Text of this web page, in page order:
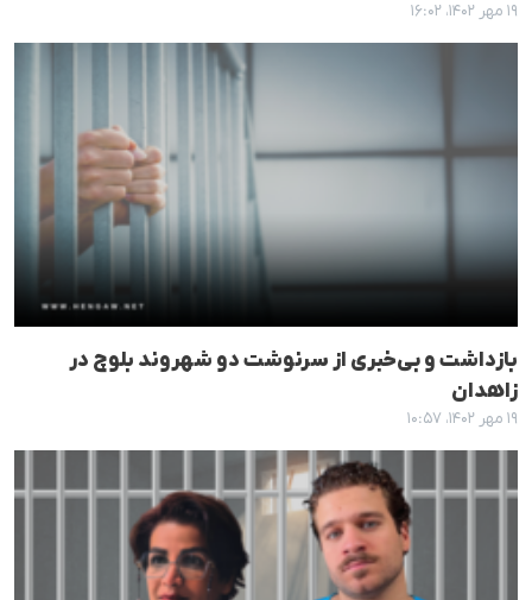
۱۹ مهر ۱۴۰۲، ۱۶:۰۲
بازداشت و بی‌خبری از سرنوشت دو شهروند بلوچ در
زاهدان
۱۹ مهر ۱۴۰۲، ۱۰:۵۷